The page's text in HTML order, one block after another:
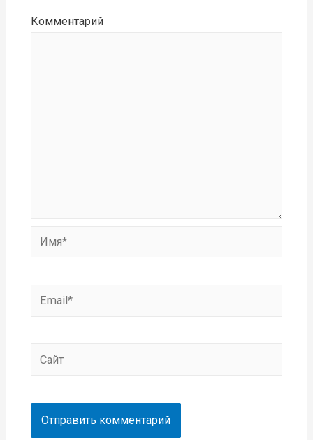
Комментарий
Имя*
Email*
Сайт